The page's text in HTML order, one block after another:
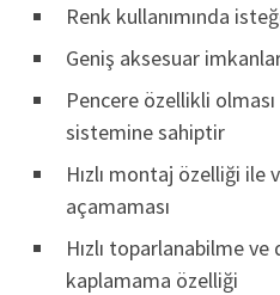
Renk kullanımında
Geniş aksesuar
Pencere özellikli
sistemine sahiptir
Hızlı montaj özelliği ile
açamaması
Hızlı toparlanabilme
kaplamama özelliği